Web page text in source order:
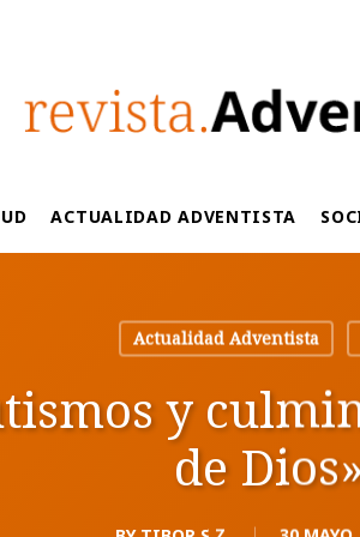
ACTUALIDAD ADVENTISTA
Actualidad Adventista
y
de